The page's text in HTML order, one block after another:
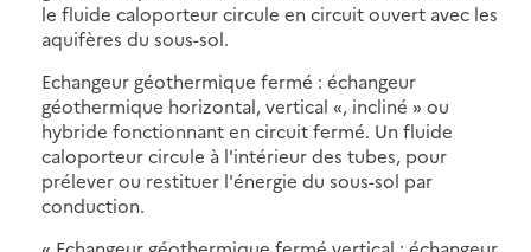
le fluide caloporteur circule en circuit ouvert avec les
aquifères du sous-sol.
Echangeur géothermique fermé : échangeur
géothermique horizontal, vertical «, incliné » ou
hybride fonctionnant en circuit fermé. Un fluide
caloporteur circule à l'intérieur des tubes, pour
prélever ou restituer l'énergie du sous-sol par
conduction.